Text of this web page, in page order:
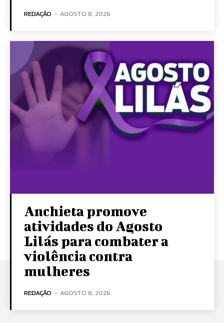
REDAÇÃO - AGOSTO 8, 2026
Anchieta promove
atividades do Agosto
Lilás para combater a
violência contra
mulheres
REDAÇÃO - AGOSTO 8, 2026